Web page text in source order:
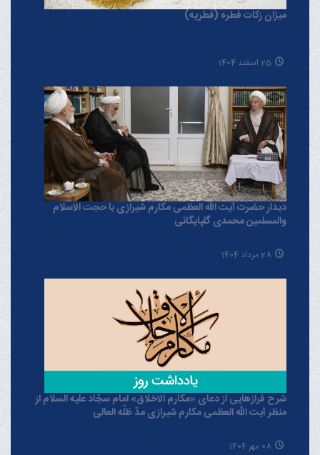
میزان زکات فطره (فطریه)
25 اسفند 1404
دیدار حضرت آیت الله العظمی مکارم شیرازی با حجت الاسلام
والمسلمین محمدی گلپایگانی
28 مرداد 1404
شرح فرازهایی از دعای «مکارم الاخلاق» امام سجّاد علیه السلام از
منظر آیت الله العظمی مکارم شیرازی مدّ ظلّه العالی
08 مهر 1404